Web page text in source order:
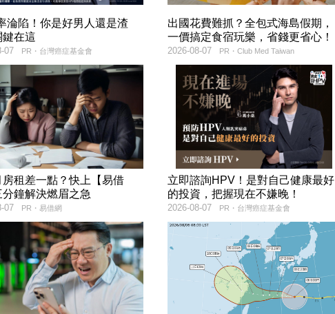
淪陷！你是好男人還是渣
鍵在這
PR・台灣癌症基金會
07
出國花費難抓？全包式海島假期，
一價搞定食宿玩樂，省錢更省心！
PR・Club Med Taiwan
2026-08-07
房租差一點？快上【易借
分鐘解決燃眉之急
PR・易借網
07
立即諮詢HPV！是對自己健康最好
的投資，把握現在不嫌晚！
PR・台灣癌症基金會
2026-08-07